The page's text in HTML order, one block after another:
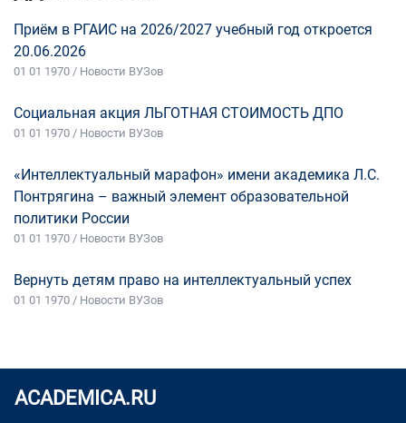
Приём в РГАИС на 2026/2027 учебный год откроется
20.06.2026
01 01 1970 / Новости ВУЗов
Социальная акция ЛЬГОТНАЯ СТОИМОСТЬ ДПО
01 01 1970 / Новости ВУЗов
«Интеллектуальный марафон» имени академика Л.С.
Понтрягина – важный элемент образовательной
политики России
01 01 1970 / Новости ВУЗов
Вернуть детям право на интеллектуальный успех
01 01 1970 / Новости ВУЗов
ACADEMICA.RU